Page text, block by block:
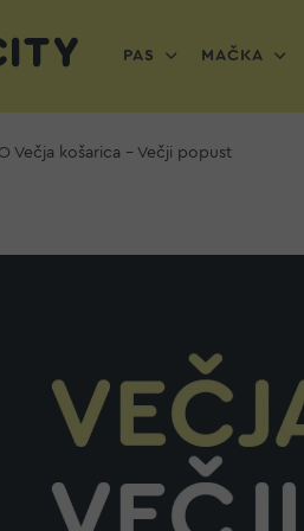
PAS MAČKA
Večja košarica - Večji popust